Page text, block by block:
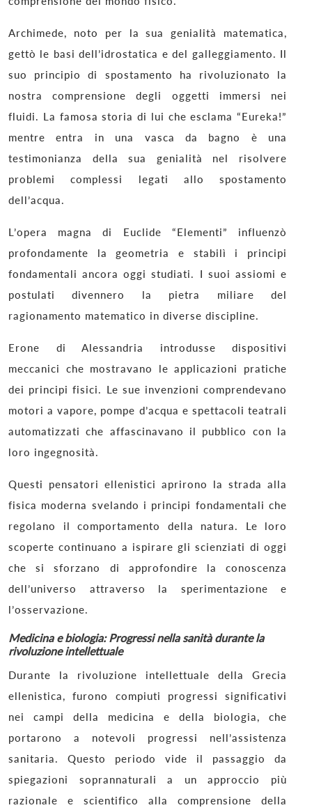
Archimede, noto per la sua genialità matematica,
gettò le basi dell’idrostatica e del galleggiamento. Il
suo principio di spostamento ha rivoluzionato la
nostra comprensione degli oggetti immersi nei
fluidi. La famosa storia di lui che esclama “Eureka!”
mentre entra in una vasca da bagno è una
testimonianza della sua genialità nel risolvere
problemi complessi legati allo spostamento
dell’acqua.
L’opera magna di Euclide “Elementi” influenzò
profondamente la geometria e stabilì i principi
fondamentali ancora oggi studiati. I suoi assiomi e
postulati divennero la pietra miliare del
ragionamento matematico in diverse discipline.
Erone di Alessandria introdusse dispositivi
meccanici che mostravano le applicazioni pratiche
dei principi fisici. Le sue invenzioni comprendevano
motori a vapore, pompe d’acqua e spettacoli teatrali
automatizzati che affascinavano il pubblico con la
loro ingegnosità.
Questi pensatori ellenistici aprirono la strada alla
fisica moderna svelando i principi fondamentali che
regolano il comportamento della natura. Le loro
scoperte continuano a ispirare gli scienziati di oggi
che si sforzano di approfondire la conoscenza
dell’universo attraverso la sperimentazione e
l’osservazione.
Medicina e biologia: Progressi nella sanità durante la
rivoluzione intellettuale
Durante la rivoluzione intellettuale della Grecia
ellenistica, furono compiuti progressi significativi
nei campi della medicina e della biologia, che
portarono a notevoli progressi nell’assistenza
sanitaria. Questo periodo vide il passaggio da
spiegazioni soprannaturali a un approccio più
razionale e scientifico alla comprensione della